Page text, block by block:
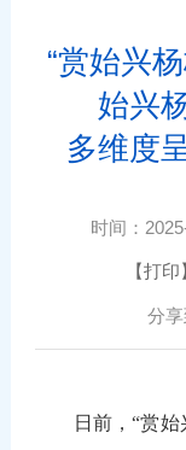
“赏始兴
始兴
多维度
时间：
【打印
分享
日前，“赏始兴